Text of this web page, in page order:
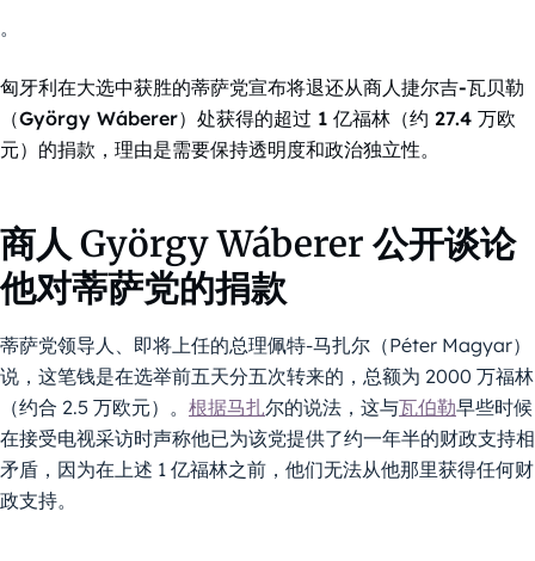
。
匈牙利在大选中获胜的蒂萨党宣布将退还从商人捷尔吉-瓦贝勒
（György Wáberer）处获得的超过 1 亿福林（约 27.4 万欧
元）的捐款，理由是需要保持透明度和政治独立性。
商人 György Wáberer 公开谈论
他对蒂萨党的捐款
蒂萨党领导人、即将上任的总理佩特-马扎尔（Péter Magyar）
说，这笔钱是在选举前五天分五次转来的，总额为 2000 万福林
（约合 2.5 万欧元）。 根据马扎尔的说法，这与瓦伯勒早些时候
在接受电视采访时声称他已为该党提供了约一年半的财政支持相
矛盾，因为在上述 1 亿福林之前，他们无法从他那里获得任何财
政支持。